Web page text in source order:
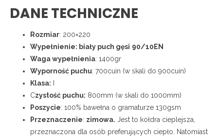
DANE TECHNICZNE
Rozmiar: 200×220
Wypełnienie: biały puch gęsi 90/10EN
Waga wypełnienia: 1400gr
Wyporność puchu: 700cuin (w skali do 900cuin)
Klasa:
Czystość puchu: 800mm (w skali do 1000mm)
Poszycie: 100% bawełna o gramaturze 130gsm
Przeznaczenie: zimowa. Jest to kołdra cieplejsza,
przeznaczona dla osób preferujących ciepło. Natomiast